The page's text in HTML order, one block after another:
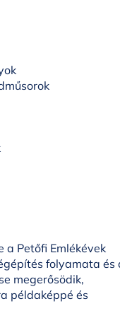
Petőfi Emlékévek
folyamata és
megerősödik,
példaképpé és